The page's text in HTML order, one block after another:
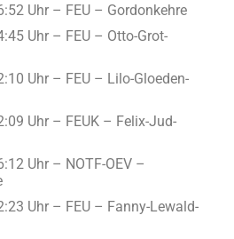
Uhr – FEU – Gordonkehre
Uhr – FEU – Otto-Grot-
Uhr – FEU – Lilo-Gloeden-
Uhr – FEUK – Felix-Jud-
Uhr – NOTF-OEV –
Uhr – FEU – Fanny-Lewald-